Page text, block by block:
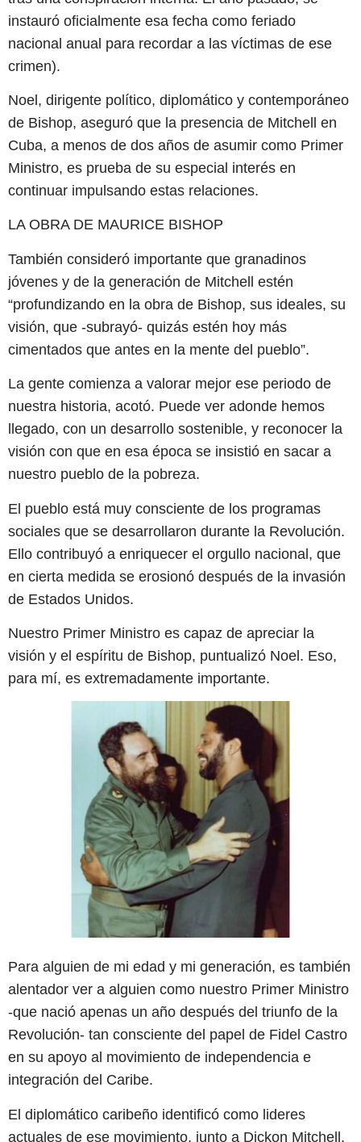
instauró oficialmente esa fecha como feriado
nacional anual para recordar a las víctimas de ese
crimen).
Noel, dirigente político, diplomático y contemporáneo
de Bishop, aseguró que la presencia de Mitchell en
Cuba, a menos de dos años de asumir como Primer
Ministro, es prueba de su especial interés en
continuar impulsando estas relaciones.
LA OBRA DE MAURICE BISHOP
También consideró importante que granadinos
jóvenes y de la generación de Mitchell estén
“profundizando en la obra de Bishop, sus ideales, su
visión, que -subrayó- quizás estén hoy más
cimentados que antes en la mente del pueblo”.
La gente comienza a valorar mejor ese periodo de
nuestra historia, acotó. Puede ver adonde hemos
llegado, con un desarrollo sostenible, y reconocer la
visión con que en esa época se insistió en sacar a
nuestro pueblo de la pobreza.
El pueblo está muy consciente de los programas
sociales que se desarrollaron durante la Revolución.
Ello contribuyó a enriquecer el orgullo nacional, que
en cierta medida se erosionó después de la invasión
de Estados Unidos.
Nuestro Primer Ministro es capaz de apreciar la
visión y el espíritu de Bishop, puntualizó Noel. Eso,
para mí, es extremadamente importante.
Para alguien de mi edad y mi generación, es también
alentador ver a alguien como nuestro Primer Ministro
-que nació apenas un año después del triunfo de la
Revolución- tan consciente del papel de Fidel Castro
en su apoyo al movimiento de independencia e
integración del Caribe.
El diplomático caribeño identificó como lideres
actuales de ese movimiento, junto a Dickon Mitchell,